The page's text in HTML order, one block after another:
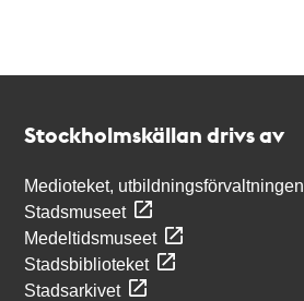
Stockholmskällan drivs av
Medioteket, utbildningsförvaltningen
Stadsmuseet
Medeltidsmuseet
Stadsbiblioteket
Stadsarkivet